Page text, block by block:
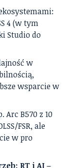
4 (w tym
Studio do
w
wsparcie w
B570 z 10
FSR, ale
w pro
RT i AI –